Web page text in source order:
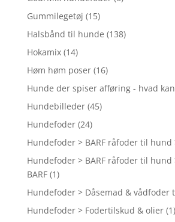
Gummilegetøj (15)
Halsbånd til hunde (138)
Hokamix (14)
Høm høm poser (16)
Hunde der spiser afføring - hvad
Hundebilleder (45)
Hundefoder (24)
Hundefoder > BARF råfoder til hund
Hundefoder > BARF råfoder til hund
BARF (1)
Hundefoder > Dåsemad & vådfoder
Hundefoder > Fodertilskud & olier (1)